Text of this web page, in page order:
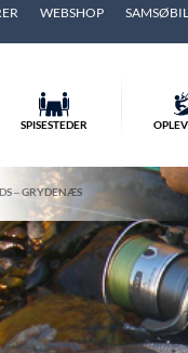
WEBSHOP
SPISESTEDER
– GRYDENÆS